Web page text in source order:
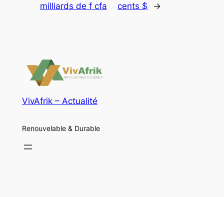
milliards de f cfa cents $ →
VivAfrik – Actualité
Renouvelable & Durable